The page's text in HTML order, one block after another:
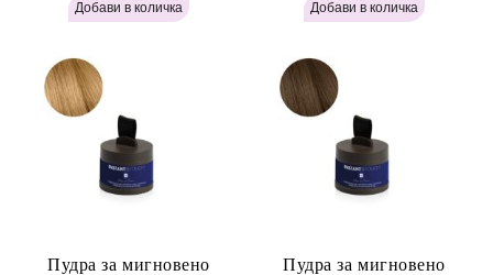
Light Blonde H646
Пудра за мигновено
Пудра за мигновено